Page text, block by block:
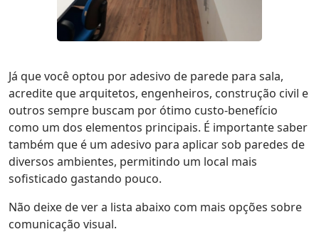
Já que você optou por adesivo de parede para sala,
acredite que arquitetos, engenheiros, construção civil e
outros sempre buscam por ótimo custo-benefício
como um dos elementos principais. É importante saber
também que é um adesivo para aplicar sob paredes de
diversos ambientes, permitindo um local mais
sofisticado gastando pouco.
Não deixe de ver a lista abaixo com mais opções sobre
comunicação visual.